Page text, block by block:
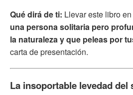
Qué dirá de ti: Llevar este libro
una persona solitaria pero
la naturaleza y que peleas por
carta de presentación.
La insoportable levedad del